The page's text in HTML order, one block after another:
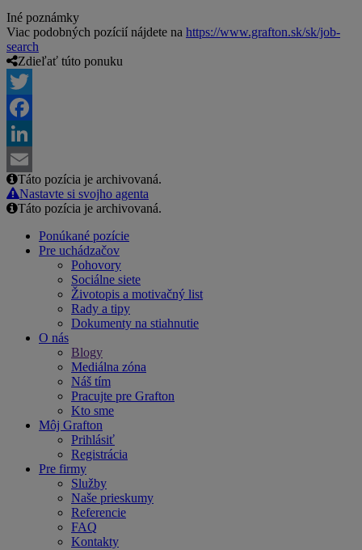
Iné poznámky
Viac podobných pozícií nájdete na https://www.grafton.sk/sk/job-
search
Zdieľať túto ponuku
Twitter
Facebook
LinkedIn
Email
Táto pozícia je archivovaná.
Nastavte si svojho agenta
Táto pozícia je archivovaná.
Ponúkané pozície
Pre uchádzačov
Pohovory
Sociálne siete
Životopis a motivačný list
Rady a tipy
Dokumenty na stiahnutie
O nás
Blogy
Mediálna zóna
Náš tím
Pracujte pre Grafton
Kto sme
Môj Grafton
Prihlásiť
Registrácia
Pre firmy
Služby
Naše prieskumy
Referencie
FAQ
Kontakty